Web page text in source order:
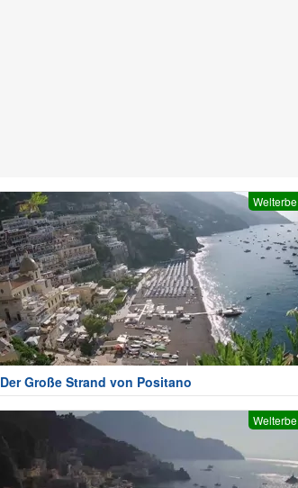
Welterbe
Der Große Strand von Positano
Welterbe